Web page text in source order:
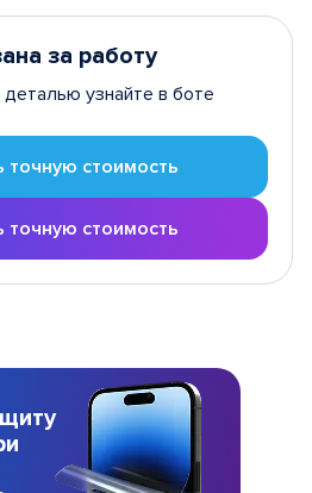
за работу
узнайте в боте
точную стоимость
точную стоимость